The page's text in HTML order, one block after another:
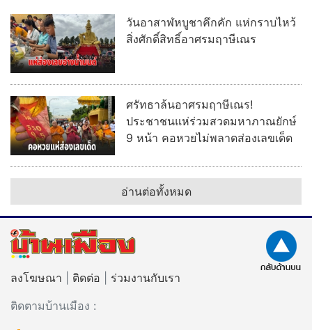
วันอาสาฬหบูชาคึกคัก แห่กราบไหว้
สิ่งศักดิ์สิทธิ์อาศรมฤาษีเณร
ศรัทธาล้นอาศรมฤาษีเณร!
ประชาชนแห่ร่วมสวดมหาภาณยักษ์
9 หน้า คอหวยไม่พลาดส่องเลขเด็ด
อ่านต่อทั้งหมด
ลงโฆษณา ติดต่อ
ร่วมงานกับเรา
ติดตามบ้านเมือง :